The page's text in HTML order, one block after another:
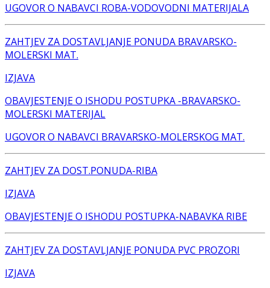
UGOVOR O NABAVCI ROBA-VODOVODNI MATERIJALA
ZAHTJEV ZA DOSTAVLJANJE PONUDA BRAVARSKO-
MOLERSKI MAT.
IZJAVA
OBAVJESTENJE O ISHODU POSTUPKA -BRAVARSKO-
MOLERSKI MATERIJAL
UGOVOR O NABAVCI BRAVARSKO-MOLERSKOG MAT.
ZAHTJEV ZA DOST.PONUDA-RIBA
IZJAVA
OBAVJESTENJE O ISHODU POSTUPKA-NABAVKA RIBE
ZAHTJEV ZA DOSTAVLJANJE PONUDA PVC PROZORI
IZJAVA